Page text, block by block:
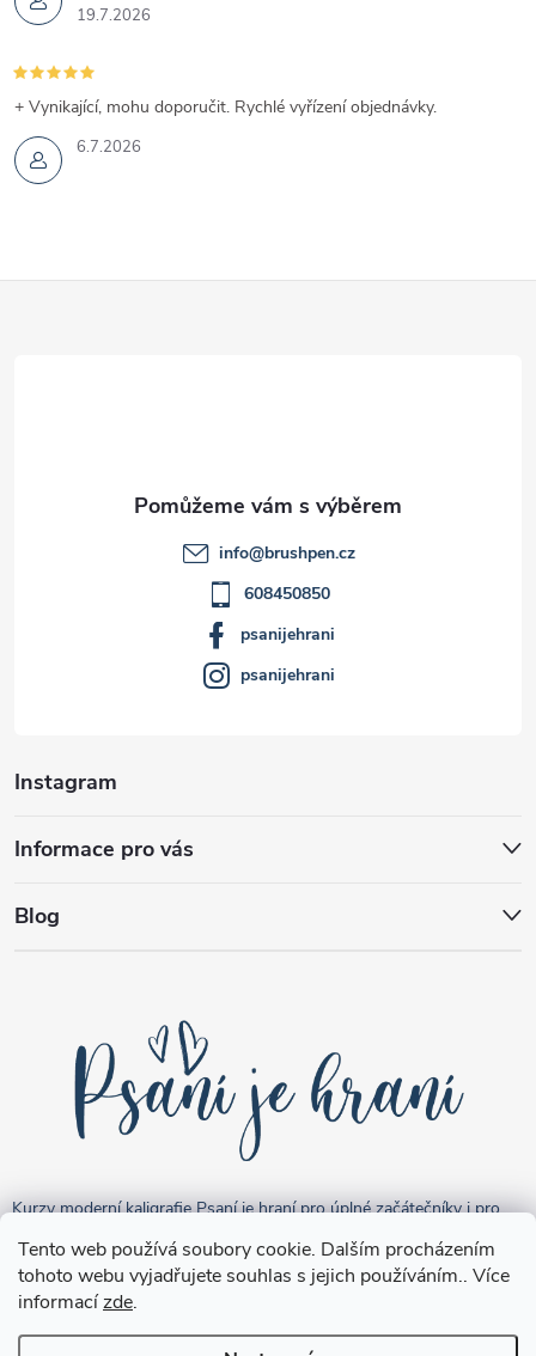
Tento web používá soubory cookie. Dalším procházením
tohoto webu vyjadřujete souhlas s jejich používáním.. Více
informacízde.
19.7.2026
6.7.2026
+ Vynikající, mohu doporučit. Rychlé vyřízení objednávky.
Instagram
Informace pro vás
Blog
info@brushpen.cz
608450850
psanijehrani
psanijehrani
Kurzy moderní kaligrafie Psaní je hraní pro úplné začátečníky i pro
pokročilejší "kreativce".